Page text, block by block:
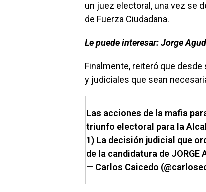
un juez electoral, una vez se
de Fuerza Ciudadana.
Le puede interesar: Jorge
Finalmente, reiteró que
y judiciales que sean
Las acciones de la mafia
triunfo electoral para la
1) La decisión judicial que
de la candidatura de JORGE
— Carlos Caicedo